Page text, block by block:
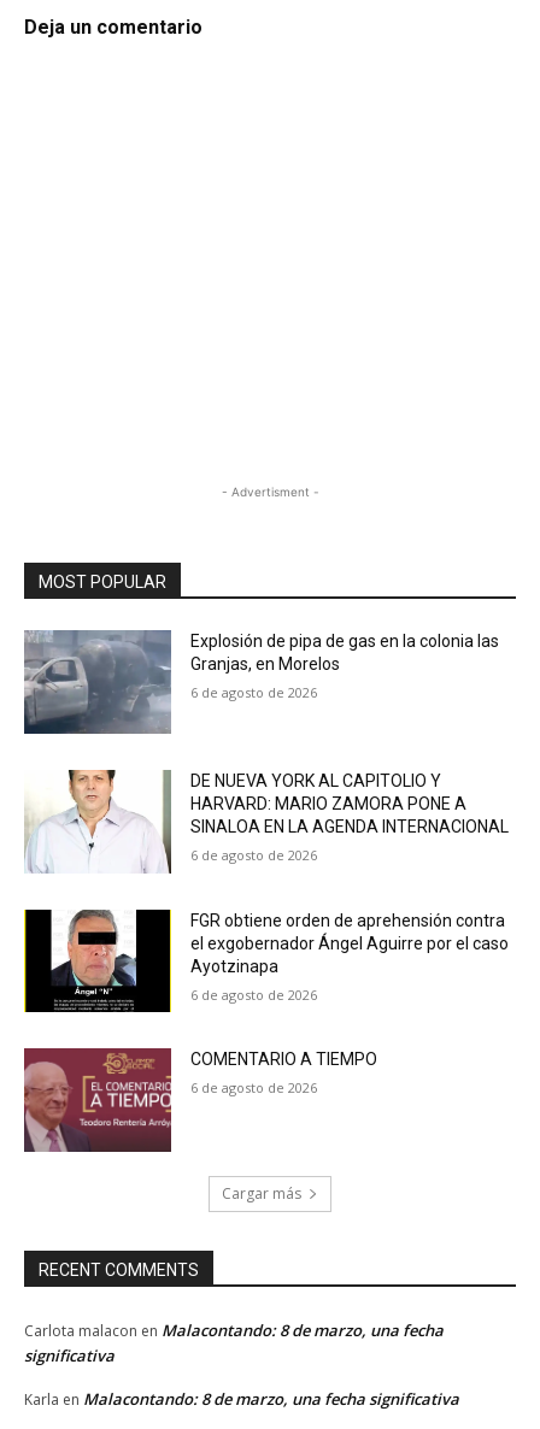
Deja un comentario
- Advertisment -
MOST POPULAR
Explosión de pipa de gas en la colonia las
Granjas, en Morelos
6 de agosto de 2026
DE NUEVA YORK AL CAPITOLIO Y
HARVARD: MARIO ZAMORA PONE A
SINALOA EN LA AGENDA INTERNACIONAL
6 de agosto de 2026
FGR obtiene orden de aprehensión contra
el exgobernador Ángel Aguirre por el caso
Ayotzinapa
6 de agosto de 2026
COMENTARIO A TIEMPO
6 de agosto de 2026
Cargar más
RECENT COMMENTS
Carlota malacon en Malacontando: 8 de marzo, una fecha
significativa
Karla en Malacontando: 8 de marzo, una fecha significativa